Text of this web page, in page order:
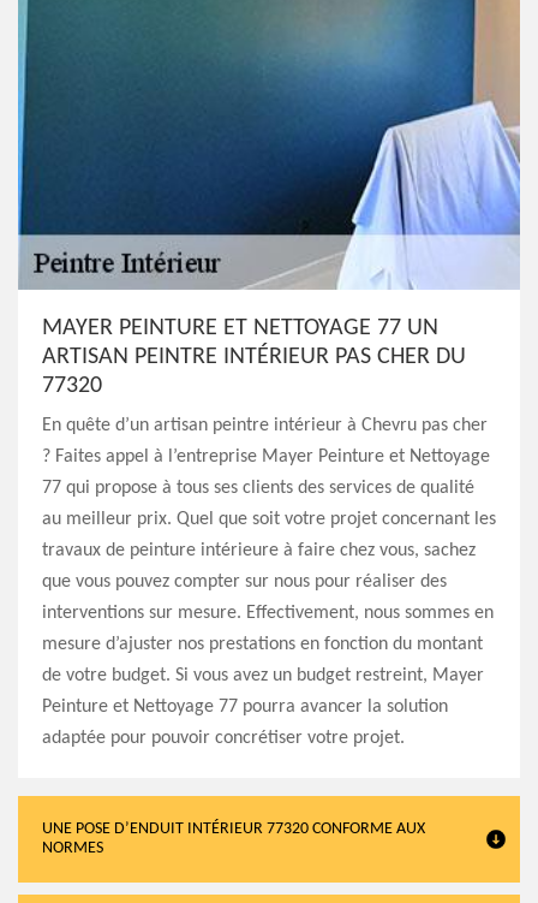
MAYER PEINTURE ET NETTOYAGE 77 UN
ARTISAN PEINTRE INTÉRIEUR PAS CHER DU
77320
En quête d’un artisan peintre intérieur à Chevru pas cher
? Faites appel à l’entreprise Mayer Peinture et Nettoyage
77 qui propose à tous ses clients des services de qualité
au meilleur prix. Quel que soit votre projet concernant les
travaux de peinture intérieure à faire chez vous, sachez
que vous pouvez compter sur nous pour réaliser des
interventions sur mesure. Effectivement, nous sommes en
mesure d’ajuster nos prestations en fonction du montant
de votre budget. Si vous avez un budget restreint, Mayer
Peinture et Nettoyage 77 pourra avancer la solution
adaptée pour pouvoir concrétiser votre projet.
UNE POSE D’ENDUIT INTÉRIEUR 77320 CONFORME AUX
NORMES